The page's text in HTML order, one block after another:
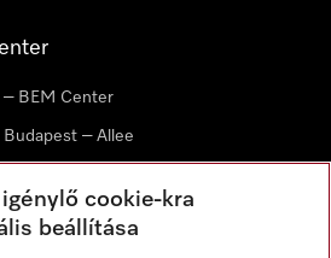
– BEM Center
– Allee
cookie-kra
beállítása